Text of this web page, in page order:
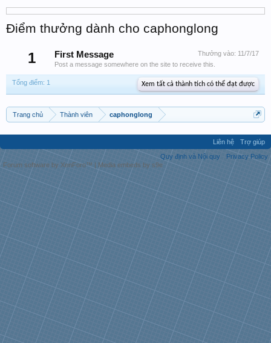
Điểm thưởng dành cho caphonglong
1 Thưởng vào: 11/7/17
First Message
Post a message somewhere on the site to receive this.
Tổng điểm: 1 Xem tất cả thành tích có thể đạt được
Trang chủ Thành viên caphonglong
Liên hệ
Trợ giúp
Quy định và Nội quy
Privacy Policy
Forum software by XenForo™ | Media embeds by s9e